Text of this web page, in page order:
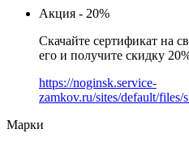
Акция - 20%
Скачайте сертификат на
его и получите скидку
https://noginsk.service-
zamkov.ru/sites/default/files/
Марки